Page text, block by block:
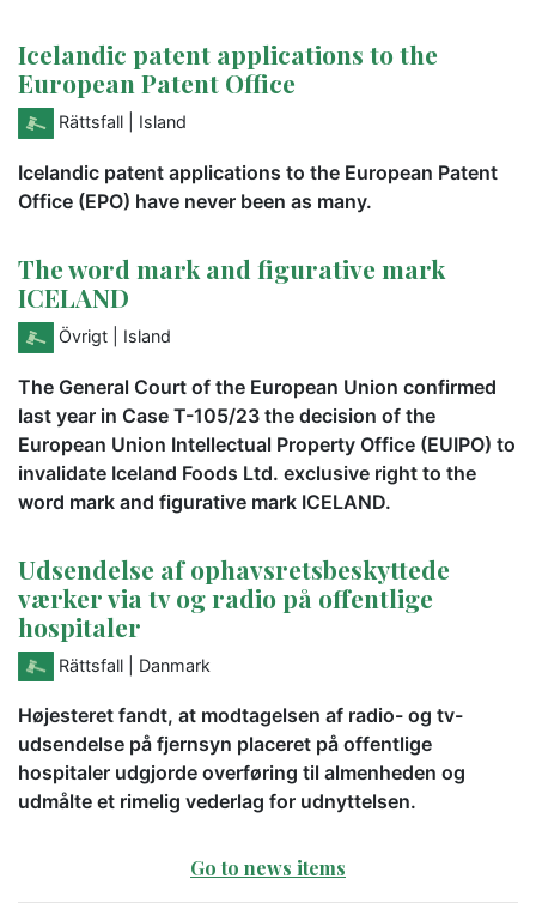
Icelandic patent applications to the
European Patent Office
Rättsfall | Island
Icelandic patent applications to the European Patent
Office (EPO) have never been as many.
The word mark and figurative mark
ICELAND
Övrigt | Island
The General Court of the European Union confirmed
last year in Case T-105/23 the decision of the
European Union Intellectual Property Office (EUIPO) to
invalidate Iceland Foods Ltd. exclusive right to the
word mark and figurative mark ICELAND.
Udsendelse af ophavsretsbeskyttede
værker via tv og radio på offentlige
hospitaler
Rättsfall | Danmark
Højesteret fandt, at modtagelsen af radio- og tv-
udsendelse på fjernsyn placeret på offentlige
hospitaler udgjorde overføring til almenheden og
udmålte et rimelig vederlag for udnyttelsen.
Go to news items